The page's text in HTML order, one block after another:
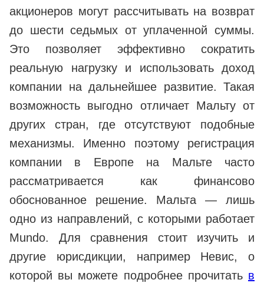
акционеров могут рассчитывать на возврат
до шести седьмых от уплаченной суммы.
Это позволяет эффективно сократить
реальную нагрузку и использовать доход
компании на дальнейшее развитие. Такая
возможность выгодно отличает Мальту от
других стран, где отсутствуют подобные
механизмы. Именно поэтому регистрация
компании в Европе на Мальте часто
рассматривается как финансово
обоснованное решение. Мальта — лишь
одно из направлений, с которыми работает
Mundo. Для сравнения стоит изучить и
другие юрисдикции, например Невис, о
которой вы можете подробнее прочитать в